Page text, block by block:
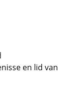
en lid van